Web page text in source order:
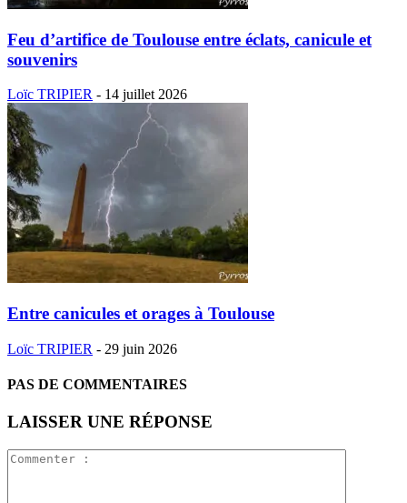
Feu d’artifice de Toulouse entre éclats, canicule et
souvenirs
Loïc TRIPIER - 14 juillet 2026
Entre canicules et orages à Toulouse
Loïc TRIPIER - 29 juin 2026
PAS DE COMMENTAIRES
LAISSER UNE RÉPONSE